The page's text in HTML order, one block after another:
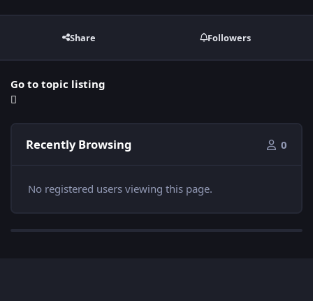
Share Followers
Go to topic listing
Recently Browsing 0
No registered users viewing this page.